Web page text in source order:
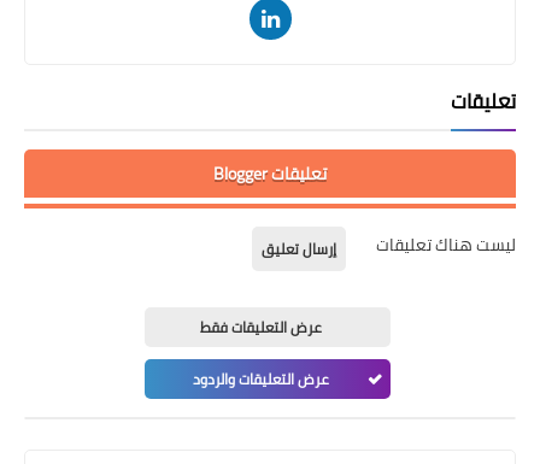
تعليقات
تعليقات Blogger
ليست هناك تعليقات إرسال تعليق
عرض التعليقات فقط
عرض التعليقات والردود